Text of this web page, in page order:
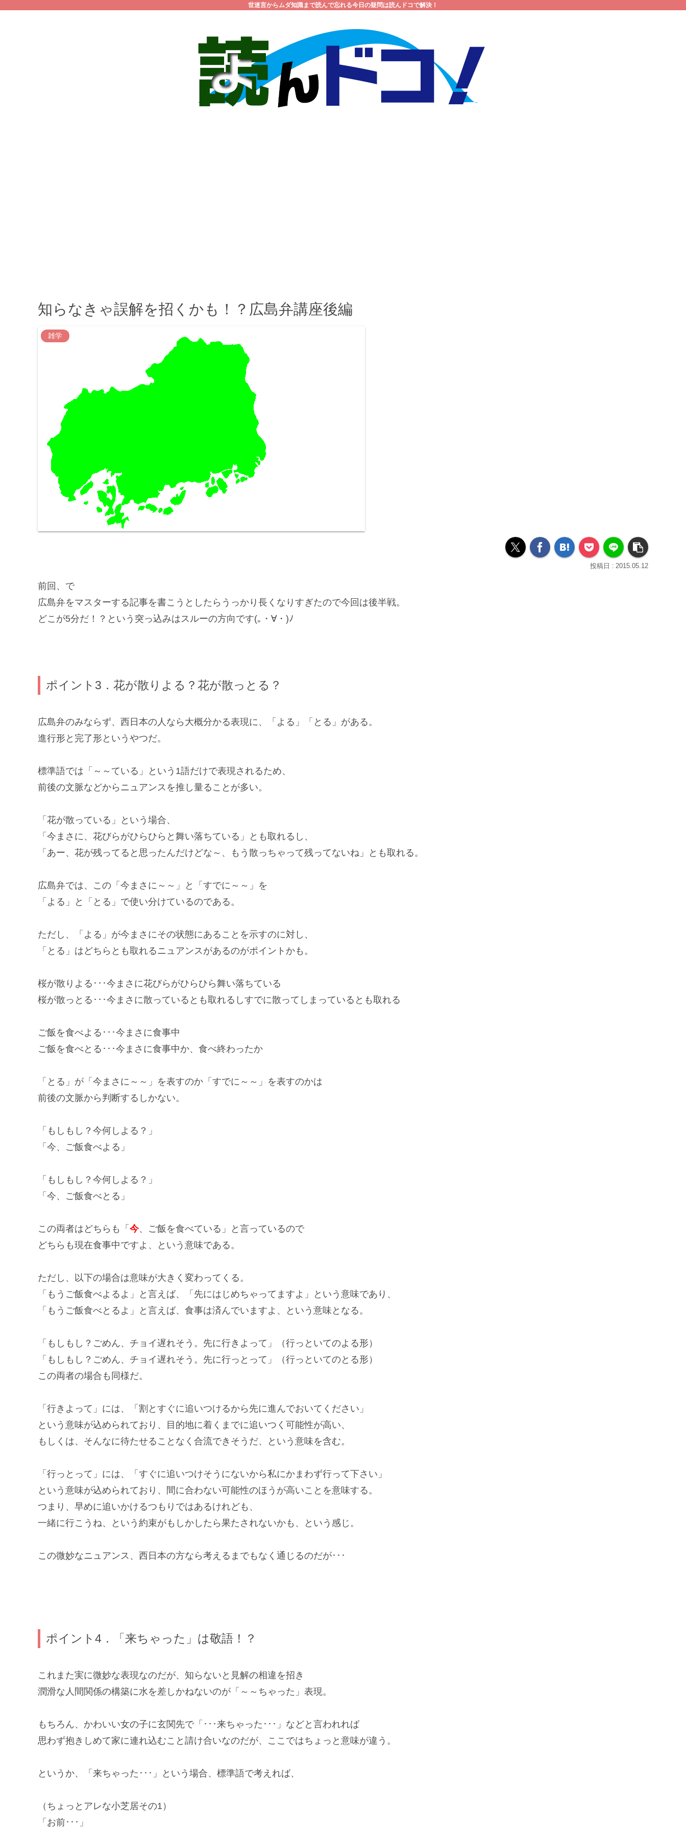
世迷言からムダ知識まで読んで忘れる今日の疑問は読んドコで解決！
知らなきゃ誤解を招くかも！？広島弁講座後編
雑学
2015.05.12
前回、 で
広島弁をマスターする記事を書こうとしたらうっかり長くなりすぎたので今回は後半戦。
どこが5分だ！？という突っ込みはスルーの方向です(｡・∀・)ﾉ
ポイント3．花が散りよる？花が散っとる？
広島弁のみならず、西日本の人なら大概分かる表現に、「よる」「とる」がある。
進行形と完了形というやつだ。
標準語では「～～ている」という1語だけで表現されるため、
前後の文脈などからニュアンスを推し量ることが多い。
「花が散っている」という場合、
「今まさに、花びらがひらひらと舞い落ちている」とも取れるし、
「あー、花が残ってると思ったんだけどな～、もう散っちゃって残ってないね」とも取れる。
広島弁では、この「今まさに～～」と「すでに～～」を
「よる」と「とる」で使い分けているのである。
ただし、「よる」が今まさにその状態にあることを示すのに対し、
「とる」はどちらとも取れるニュアンスがあるのがポイントかも。
桜が散りよる･･･今まさに花びらがひらひら舞い落ちている
桜が散っとる･･･今まさに散っているとも取れるしすでに散ってしまっているとも取れる
ご飯を食べよる･･･今まさに食事中
ご飯を食べとる･･･今まさに食事中か、食べ終わったか
「とる」が「今まさに～～」を表すのか「すでに～～」を表すのかは
前後の文脈から判断するしかない。
「もしもし？今何しよる？」
「今、ご飯食べよる」
「もしもし？今何しよる？」
「今、ご飯食べとる」
この両者はどちらも「 今、ご飯を食べている」と言っているので
どちらも現在食事中ですよ、という意味である。
ただし、以下の場合は意味が大きく変わってくる。
「もうご飯食べよるよ」と言えば、「先にはじめちゃってますよ」という意味であり、
「もうご飯食べとるよ」と言えば、食事は済んでいますよ、という意味となる。
「もしもし？ごめん、チョイ遅れそう。先に行きよって」（行っといてのよる形）
「もしもし？ごめん、チョイ遅れそう。先に行っとって」（行っといてのとる形）
この両者の場合も同様だ。
「行きよって」には、「割とすぐに追いつけるから先に進んでおいてください」
という意味が込められており、目的地に着くまでに追いつく可能性が高い、
もしくは、そんなに待たせることなく合流できそうだ、という意味を含む。
「行っとって」には、「すぐに追いつけそうにないから私にかまわず行って下さい」
という意味が込められており、間に合わない可能性のほうが高いことを意味する。
つまり、早めに追いかけるつもりではあるけれども、
一緒に行こうね、という約束がもしかしたら果たされないかも、という感じ。
この微妙なニュアンス、西日本の方なら考えるまでもなく通じるのだが･･･
ポイント4．「来ちゃった」は敬語！？
これまた実に微妙な表現なのだが、知らないと見解の相違を招き
潤滑な人間関係の構築に水を差しかねないのが「～～ちゃった」表現。
もちろん、かわいい女の子に玄関先で「･･･来ちゃった･･･」などと言われれば
思わず抱きしめて家に連れ込むこと請け合いなのだが、ここではちょっと意味が違う。
というか、「来ちゃった･･･」という場合、標準語で考えれば、
（ちょっとアレな小芝居その1）
「お前･･･」